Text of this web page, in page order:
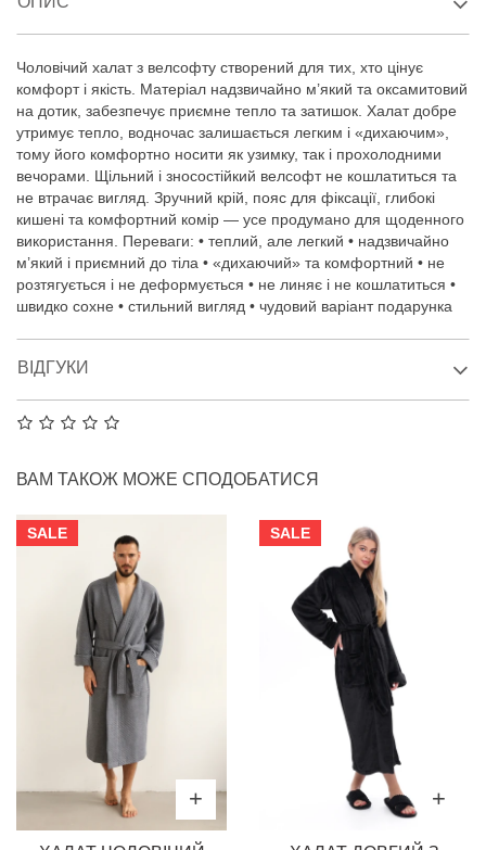
Чоловічий халат з велсофту створений для тих, хто цінує
комфорт і якість. Матеріал надзвичайно м’який та оксамитовий
на дотик, забезпечує приємне тепло та затишок. Халат добре
утримує тепло, водночас залишається легким і «дихаючим»,
тому його комфортно носити як узимку, так і прохолодними
вечорами. Щільний і зносостійкий велсофт не кошлатиться та
не втрачає вигляд. Зручний крій, пояс для фіксації, глибокі
кишені та комфортний комір — усе продумано для щоденного
використання. Переваги: • теплий, але легкий • надзвичайно
м’який і приємний до тіла • «дихаючий» та комфортний • не
розтягується і не деформується • не линяє і не кошлатиться •
швидко сохне • стильний вигляд • чудовий варіант подарунка
ВІДГУКИ
ВАМ ТАКОЖ МОЖЕ СПОДОБАТИСЯ
SALE SALE